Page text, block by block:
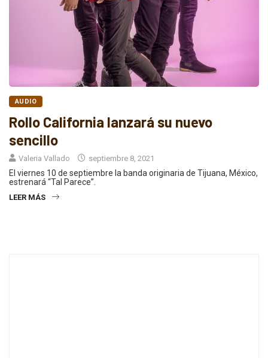
AUDIO
Rollo California lanzará su nuevo
sencillo
Valeria Vallado septiembre 8, 2021
El viernes 10 de septiembre la banda originaria de Tijuana, México,
estrenará “Tal Parece”.
LEER MÁS